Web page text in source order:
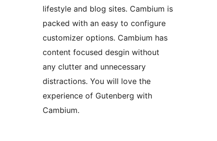
lifestyle and blog sites. Cambium is
packed with an easy to configure
customizer options. Cambium has
content focused desgin without
any clutter and unnecessary
distractions. You will love the
experience of Gutenberg with
Cambium.